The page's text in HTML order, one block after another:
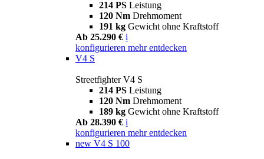
214 PS Leistung
120 Nm Drehmoment
191 kg Gewicht ohne Kraftstoff
Ab 25.290 € i
konfigurieren mehr entdecken
V4 S
Streetfighter V4 S
214 PS Leistung
120 Nm Drehmoment
189 kg Gewicht ohne Kraftstoff
Ab 28.390 € i
konfigurieren mehr entdecken
new V4 S 100